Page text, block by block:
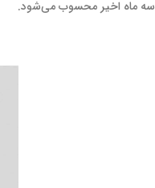
سه ماه اخیر محسوب می‌شود.